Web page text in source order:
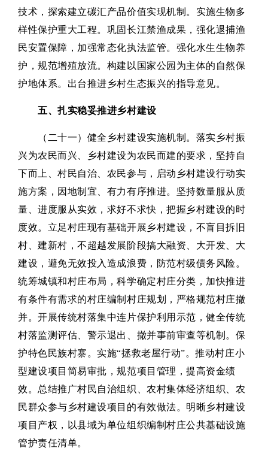
技术，探索建立碳汇产品价值实现机制。实施生物多
样性保护重大工程。巩固长江禁渔成果，强化退捕渔
民安置保障，加强常态化执法监管。强化水生生物养
护，规范增殖放流。构建以国家公园为主体的自然保
护地体系。出台推进乡村生态振兴的指导意见。
五、扎实稳妥推进乡村建设
（二十一）健全乡村建设实施机制。落实乡村振
兴为农民而兴、乡村建设为农民而建的要求，坚持自
下而上、村民自治、农民参与，启动乡村建设行动实
施方案，因地制宜、有力有序推进。坚持数量服从质
量、进度服从实效，求好不求快，把握乡村建设的时
度效。立足村庄现有基础开展乡村建设，不盲目拆旧
村、建新村，不超越发展阶段搞大融资、大开发、大
建设，避免无效投入造成浪费，防范村级债务风险。
统筹城镇和村庄布局，科学确定村庄分类，加快推进
有条件有需求的村庄编制村庄规划，严格规范村庄撤
并。开展传统村落集中连片保护利用示范，健全传统
村落监测评估、警示退出、撤并事前审查等机制。保
护特色民族村寨。实施“拯救老屋行动”。推动村庄小
型建设项目简易审批，规范项目管理，提高资金绩
效。总结推广村民自治组织、农村集体经济组织、农
民群众参与乡村建设项目的有效做法。明晰乡村建设
项目产权，以县域为单位组织编制村庄公共基础设施
管护责任清单。